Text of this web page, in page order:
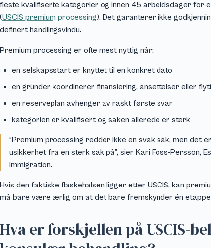
fleste kvalifiserte kategorier og innen 45 arbeidsdager for
(USCIS premium processing). Det garanterer ikke
definert handlingsvindu.
Premium processing er ofte mest nyttig når:
en selskapsstart er knyttet til en konkret dato
en gründer koordinerer finansiering, ansettelser eller
en reserveplan avhenger av raskt første svar
kategorien er kvalifisert og saken allerede er sterk
“Premium processing redder ikke en svak sak, men det
usikkerhet fra en sterk sak på”, sier Kari Foss-Persson,
Immigration.
Hvis den faktiske flaskehalsen ligger etter USCIS, kan
må bare være ærlig om at det bare fremskynder én etappe.
Hva er forskjellen på USCIS-